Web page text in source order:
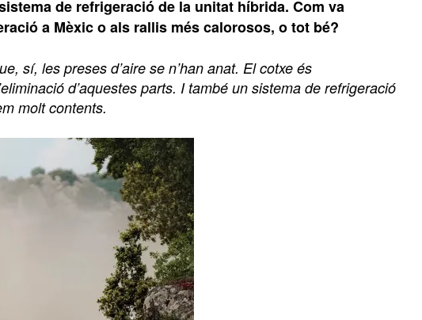
de refrigeració de la unitat híbrida. Com va
a Mèxic o als rallis més calorosos, o tot bé?
sí, les preses d’aire se n’han anat. El cotxe és
d’aquestes parts. I també un sistema de refrigeració
molt contents.